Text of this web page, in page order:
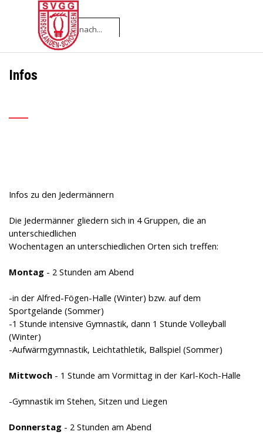
Direkt zum Seiteninhalt
Menü überspringen
Infos
Infos zu den Jedermännern
Die Jedermänner gliedern sich in 4 Gruppen, die an
unterschiedlichen
Wochentagen an unterschiedlichen Orten sich treffen:
Montag - 2 Stunden am Abend
-in der Alfred-Fögen-Halle (Winter) bzw. auf dem
Sportgelände (Sommer)
-1 Stunde intensive Gymnastik, dann 1 Stunde Volleyball
(Winter)
-Aufwärmgymnastik, Leichtathletik, Ballspiel (Sommer)
Mittwoch - 1 Stunde am Vormittag in der Karl-Koch-Halle
-Gymnastik im Stehen, Sitzen und Liegen
Donnerstag - 2 Stunden am Abend